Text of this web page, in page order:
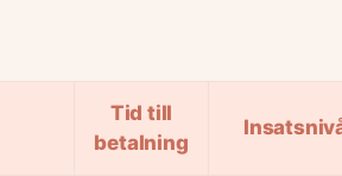
Tid till
betalning